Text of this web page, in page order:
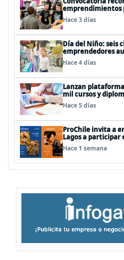
emprendimientos
gratuito en el
Hace 3 días
Día del Niño: seis
emprendedores
publicidad eficiente
Hace 4 días
Lanzan
mil cursos y
futuro del trabajo
Hace 5 días
ProChile invita a
Lagos a participar
Concursos 2027
Hace 1 semana